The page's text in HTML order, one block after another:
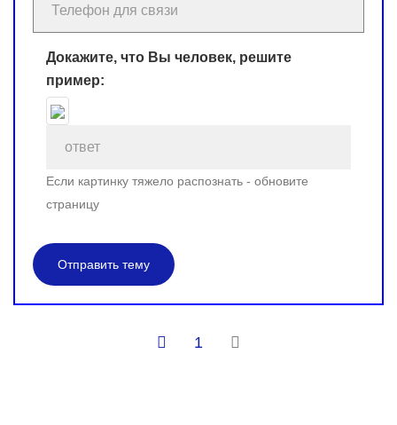
Докажите, что Вы человек, решите
пример:
Если картинку тяжело распознать - обновите
страницу
Отправить тему
1